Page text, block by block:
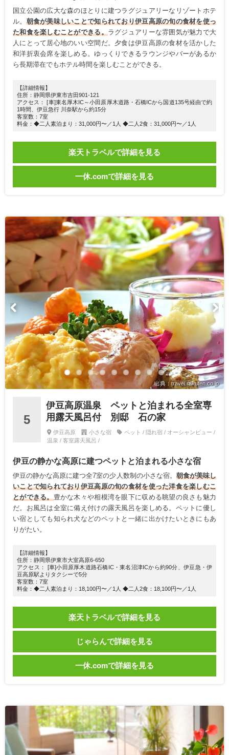
国立公園の広大な森のほとりに建つラグジュアリーなリゾートホテ
ル。 朝食が美味しいことで知られており伊豆高原の旬の食材を使っ
た和食を楽しむことができる。 ラグジュアリーな雰囲気が魅力で大
人にとって居心地のいい空間だ。夕食は伊豆高原の食材を活かした
和洋折衷会席を楽しめる。ゆっくりできるラウンジやバーがあるか
ら長期滞在でもホテル時間を楽しむことができる。
【詳細情報】
住所：静岡県伊東市吉田901-121
アクセス： [車]東名厚木IC～小田原厚木道路・石橋ICから国道135号経由で約
1時間、伊豆急行 川奈駅から約15分
客室数：7室
料金：◆二人素泊まり：31,000円〜／1人 ◆二人2食：31,000円〜／1人
楽天トラベルで詳細を見る
一休.comで詳細を見る
出典：travel.rakuten.co.jp
5
伊豆高原温泉 ペットと泊まれる全室専
用露天風呂付 別邸 石の家
伊豆高原 小さな宿
ペット / 隠れ宿 / オーシャンビュー /
温泉 / 客室露天風呂 /
伊豆の静かな高原に建つペットと泊まれる小さな宿
伊豆の静かな高原に建つ全7室の少人数制の小さな宿。 朝食が美味し
いことで知られており伊豆高原の旬の食材を使った洋食を楽しむこ
とができる。 豊かな木々や相模湾を眼下に収める眺望の良さも魅力
だ。お風呂は全室に備え付けの露天風呂を楽しめる。ペットに優し
い宿としても知られ犬などのペットと一緒に出かけたいときにもあ
りがたい。
【詳細情報】
住所：静岡県伊東市大室高原6-650
アクセス： [車]小田原厚木道路石橋IC・東名沼津ICから約90分、伊豆急・伊
豆高原駅よりタクシーで5分
客室数：7室
料金：◆二人素泊まり：18,100円〜／1人 ◆二人2食：18,100円〜／1人
楽天トラベルで詳細を見る
じゃらんで詳細を見る
一休.comで詳細を見る